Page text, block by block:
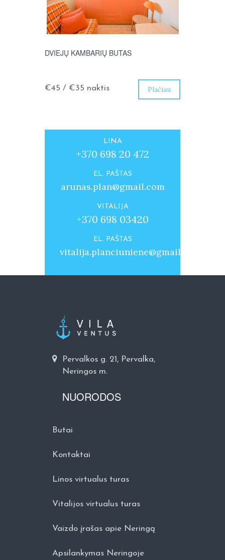
DVIEJŲ KAMBARIŲ BUTAS
€45 / €35 naktis Plačiau
LINA
+370 698 20 472
EL. PAŠTAS
arunas.plan@gmail.com
VITALIJA
+370 698 03420
EL. PAŠTAS
vitalija.planciuniene@gmail.com
Pervalkos g. 21, Pervalka,
Neringos m.
NUORODOS
Butai
Kontaktai
Linos virtualus turas
Vitalijos virtualus turas
Vaizdo įrašas apie Neringą
Apsilankymas Neringoje